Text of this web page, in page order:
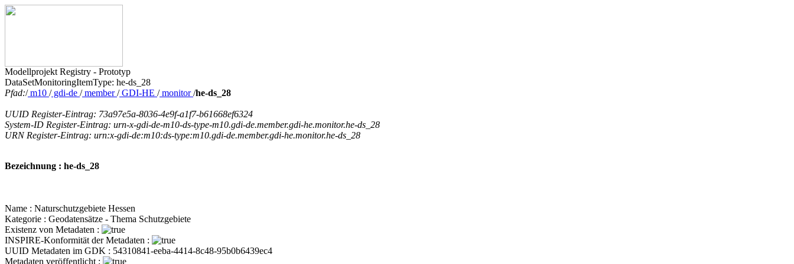
Modellprojekt Registry - Prototyp
DataSetMonitoringItemType: he-ds_28
Pfad:/m10 /gdi-de /member/GDI-HE /monitor/he-ds_28
UUID Register-Eintrag: 73a97e5a-8036-4e9f-a1f7-b61668ef6324
System-ID Register-Eintrag: urn-x-gdi-de-m10-ds-type-m10.gdi-de.member.gdi-he.monitor.he-ds_28
URN Register-Eintrag: urn:x-gdi-de:m10:ds-type:m10.gdi-de.member.gdi-he.monitor.he-ds_28
Bezeichnung : he-ds_28
Name : Naturschutzgebiete Hessen
Kategorie : Geodatensätze - Thema Schutzgebiete
Existenz von Metadaten :
INSPIRE-Konformität der Metadaten :
UUID Metadaten im GDK : 54310841-eeba-4414-8c48-95b0b6439ec4
Metadaten veröffentlicht :